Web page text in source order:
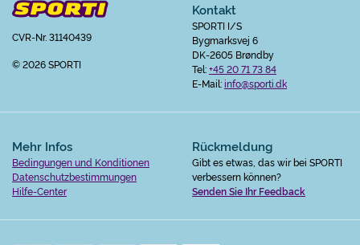
CVR-Nr. 31140439
© 2026 SPORTI
Kontakt
SPORTI I/S
Bygmarksvej 6
DK-2605 Brøndby
Tel:+45 20 71 73 84
E-Mail:info@sporti.dk
Mehr Infos
Bedingungen und Konditionen
Datenschutzbestimmungen
Hilfe-Center
Rückmeldung
Gibt es etwas, das wir bei SPORTI
verbessern können?
Senden Sie Ihr Feedback